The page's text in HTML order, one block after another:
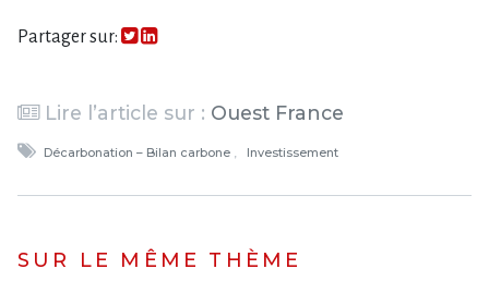
Partager sur:
Lire l’article sur : Ouest France
Décarbonation – Bilan carbone Investissement
SUR LE MÊME THÈME